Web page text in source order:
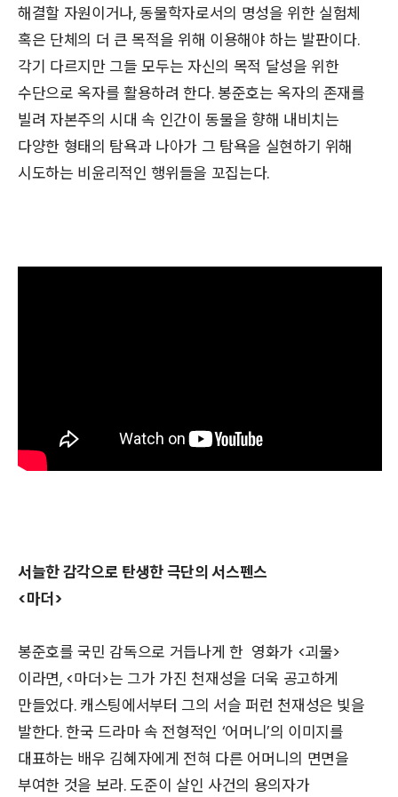
해결할 자원이거나, 동물학자로서의 명성을 위한 실험체
혹은 단체의 더 큰 목적을 위해 이용해야 하는 발판이다.
각기 다르지만 그들 모두는 자신의 목적 달성을 위한
수단으로 옥자를 활용하려 한다. 봉준호는 옥자의 존재를
빌려 자본주의 시대 속 인간이 동물을 향해 내비치는
다양한 형태의 탐욕과 나아가 그 탐욕을 실현하기 위해
시도하는 비윤리적인 행위들을 꼬집는다.
서늘한 감각으로 탄생한 극단의 서스펜스
<마더>
봉준호를 국민 감독으로 거듭나게 한 영화가 <괴물>
이라면, <마더>는 그가 가진 천재성을 더욱 공고하게
만들었다. 캐스팅에서부터 그의 서슬 퍼런 천재성은 빛을
발한다. 한국 드라마 속 전형적인 ‘어머니’의 이미지를
대표하는 배우 김혜자에게 전혀 다른 어머니의 면면을
부여한 것을 보라. 도준이 살인 사건의 용의자가